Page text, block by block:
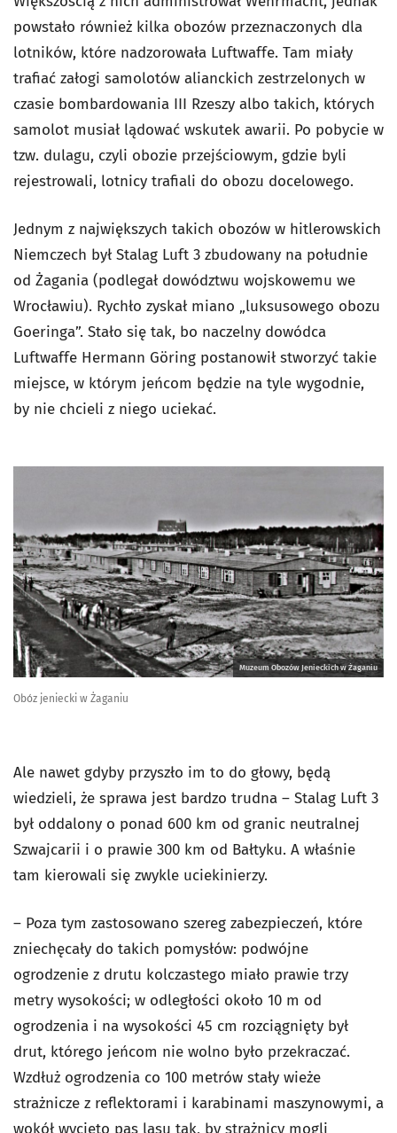
powstało również kilka obozów przeznaczonych dla
lotników, które nadzorowała Luftwaffe. Tam miały
trafiać załogi samolotów alianckich zestrzelonych w
czasie bombardowania III Rzeszy albo takich, których
samolot musiał lądować wskutek awarii. Po pobycie w
tzw. dulagu, czyli obozie przejściowym, gdzie byli
rejestrowali, lotnicy trafiali do obozu docelowego.
Jednym z największych takich obozów w hitlerowskich
Niemczech był Stalag Luft 3 zbudowany na południe
od Żagania (podlegał dowództwu wojskowemu we
Wrocławiu). Rychło zyskał miano „luksusowego obozu
Goeringa”. Stało się tak, bo naczelny dowódca
Luftwaffe Hermann Göring postanowił stworzyć takie
miejsce, w którym jeńcom będzie na tyle wygodnie,
by nie chcieli z niego uciekać.
Muzeum Obozów Jenieckich w Żaganiu
Obóz jeniecki w Żaganiu
Ale nawet gdyby przyszło im to do głowy, będą
wiedzieli, że sprawa jest bardzo trudna – Stalag Luft 3
był oddalony o ponad 600 km od granic neutralnej
Szwajcarii i o prawie 300 km od Bałtyku. A właśnie
tam kierowali się zwykle uciekinierzy.
– Poza tym zastosowano szereg zabezpieczeń, które
zniechęcały do takich pomysłów: podwójne
ogrodzenie z drutu kolczastego miało prawie trzy
metry wysokości; w odległości około 10 m od
ogrodzenia i na wysokości 45 cm rozciągnięty był
drut, którego jeńcom nie wolno było przekraczać.
Wzdłuż ogrodzenia co 100 metrów stały wieże
strażnicze z reflektorami i karabinami maszynowymi, a